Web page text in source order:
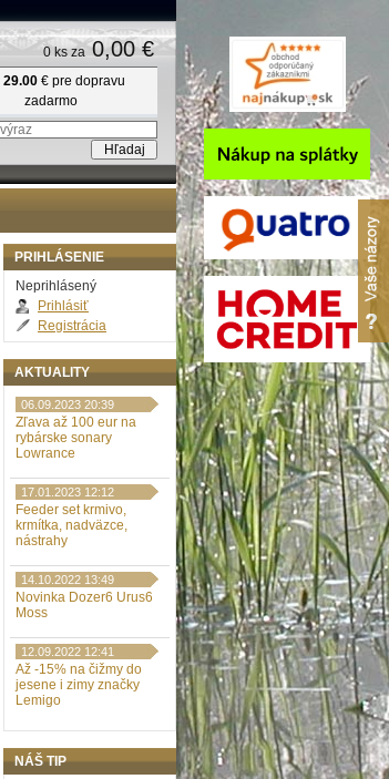
PRIHLÁSENIE
Neprihlásený
Prihlásiť
Registrácia
AKTUALITY
06.09.2023 20:39
Zľava až 100 eur na
rybárske sonary
Lowrance
17.01.2023 12:12
Feeder set krmivo,
krmítka, nadväzce,
nástrahy
14.10.2022 13:49
Novinka Dozer6 Urus6
Moss
12.09.2022 12:41
Až -15% na čižmy do
jesene i zimy značky
Lemigo
NÁŠ TIP
0 ks za 0,00 €
29.00€ pre dopravu
zadarmo